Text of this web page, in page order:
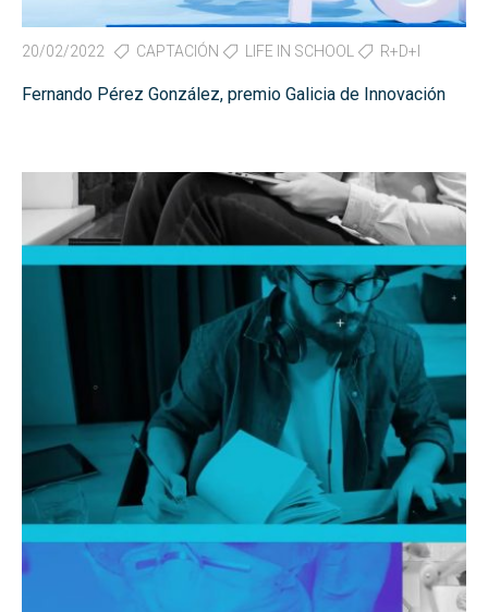
20/02/2022 CAPTACIÓN LIFE IN SCHOOL R+D+I
Fernando Pérez González, premio Galicia de Innovación